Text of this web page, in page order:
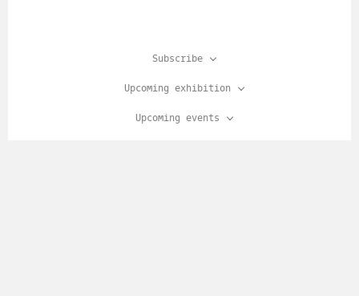
Subscribe
Upcoming exhibition
Upcoming events